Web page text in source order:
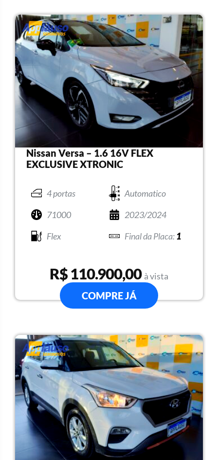
Nissan Versa – 1.6 16V FLEX
EXCLUSIVE XTRONIC
4 portas
Automatico
71000
2023/2024
Flex
1
R$ 110.900,00 à vista
COMPRE JÁ